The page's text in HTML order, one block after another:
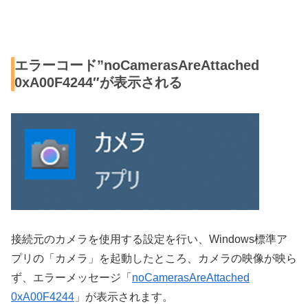
エラーコード”noCamerasAreAttached
0xA00F4244″が表示される
接続元のカメラを使用する設定を行い、Windows標準ア
プリの「カメラ」を起動したところ、カメラの映像が映ら
ず、エラーメッセージ「 noCamerasAreAttached
0xA00F4244 」が表示されます。